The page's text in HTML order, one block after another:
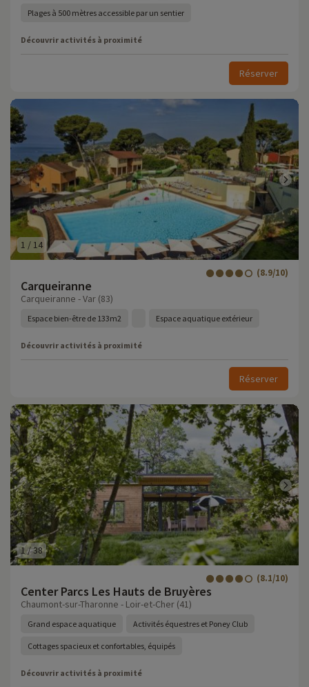
Plages à 500 mètres accessible par un sentier
Découvrir activités à proximité
Réserver
1 / 14
Carqueiranne
(8.9/10)
Carqueiranne - Var (83)
Espace bien-être de 133m2 Espace aquatique extérieur
Découvrir activités à proximité
Réserver
1/38
Center Parcs Les Hauts de Bruyères
(8.1/10)
Chaumont-sur-Tharonne - Loir-et-Cher (41)
Grand espace aquatique Activités équestres et Poney Club
Cottages spacieux et confortables, équipés
Découvrir activités à proximité